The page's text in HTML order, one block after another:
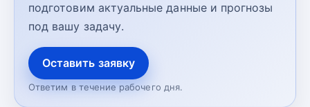
подготовим актуальные данные и прогнозы
под вашу задачу.
Оставить заявку
Ответим в течение рабочего дня.